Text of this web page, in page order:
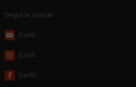
Segui le notizie
Extrifit
Extrifit
Extrifit